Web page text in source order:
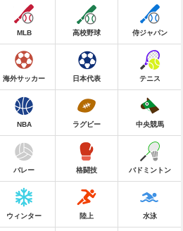
MLB 高校野球 侍ジャパン
海外サッカー 日本代表 テニス
NBA ラグビー 中央競馬
バレー 格闘技 バドミントン
ウィンター 陸上 水泳